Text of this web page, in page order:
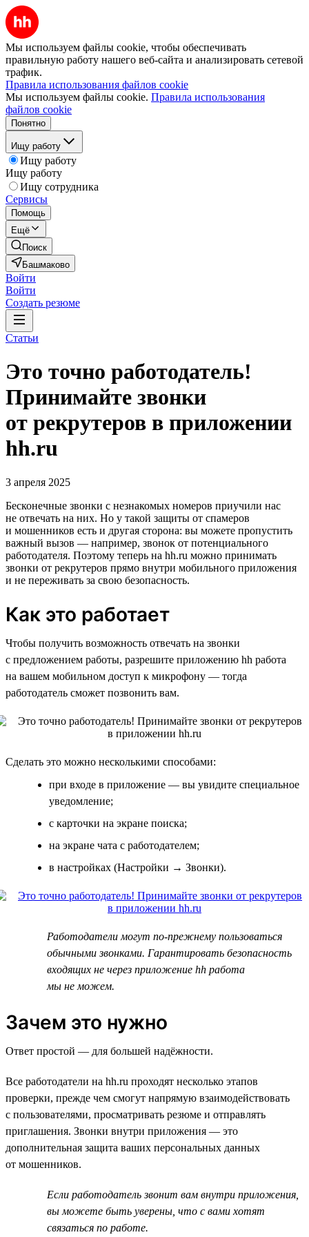
Мы используем файлы cookie, чтобы обеспечивать
правильную работу нашего веб-сайта и анализировать сетевой
трафик.
Правила использования файлов cookie
Мы используем файлы cookie. Правила использования
файлов cookie
Понятно
Ищу работу
Ищу работу
Ищу работу
Ищу сотрудника
Сервисы
Помощь
Ещё
Поиск
Башмаково
Войти
Войти
Создать резюме
Статьи
Это точно работодатель!
Принимайте звонки
от рекрутеров в приложении
hh.ru
3 апреля 2025
Бесконечные звонки с незнакомых номеров приучили нас
не отвечать на них. Но у такой защиты от спамеров
и мошенников есть и другая сторона: вы можете пропустить
важный вызов — например, звонок от потенциального
работодателя. Поэтому теперь на hh.ru можно принимать
звонки от рекрутеров прямо внутри мобильного приложения
и не переживать за свою безопасность.
Как это работает
Чтобы получить возможность отвечать на звонки
с предложением работы, разрешите приложению hh работа
на вашем мобильном доступ к микрофону — тогда
работодатель сможет позвонить вам.
Сделать это можно несколькими способами:
при входе в приложение — вы увидите специальное
уведомление;
с карточки на экране поиска;
на экране чата с работодателем;
в настройках (Настройки → Звонки).
Работодатели могут по-прежнему пользоваться
обычными звонками. Гарантировать безопасность
входящих не через приложение hh работа
мы не можем.
Зачем это нужно
Ответ простой — для большей надёжности.
Все работодатели на hh.ru проходят несколько этапов
проверки, прежде чем смогут напрямую взаимодействовать
с пользователями, просматривать резюме и отправлять
приглашения. Звонки внутри приложения — это
дополнительная защита ваших персональных данных
от мошенников.
Если работодатель звонит вам внутри приложения,
вы можете быть уверены, что с вами хотят
связаться по работе.